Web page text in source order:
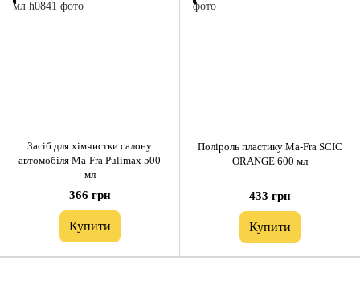
Засіб для хімчистки салону
автомобіля Ma-Fra Pulimax 500
мл
366 грн
Купити
Поліроль пластику Ma-Fra SCIC
ORANGE 600 мл
433 грн
Купити